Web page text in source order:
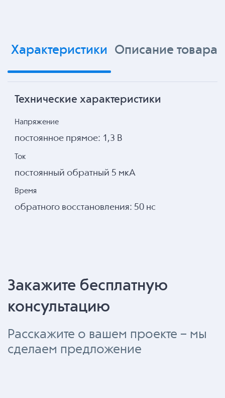
Характеристики Описание товара
Технические характеристики
Напряжение
постоянное прямое: 1,3 В
Ток
постоянный обратный 5 мкА
Время
обратного восстановления: 50 нс
Закажите бесплатную
консультацию
Расскажите о вашем проекте – мы
сделаем предложение